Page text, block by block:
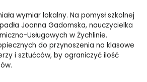
wymiar lokalny. Na pomysł szkolnej
Joanna Gadomska, nauczycielka
Usługowych w Żychlinie.
do przynoszenia na klasowe
i sztućców, by ograniczyć ilość